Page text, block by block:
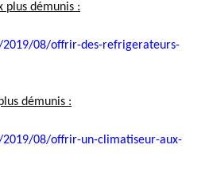
démunis :
2019/08/offrir-des-refrigerateurs-
démunis :
2019/08/offrir-un-climatiseur-aux-